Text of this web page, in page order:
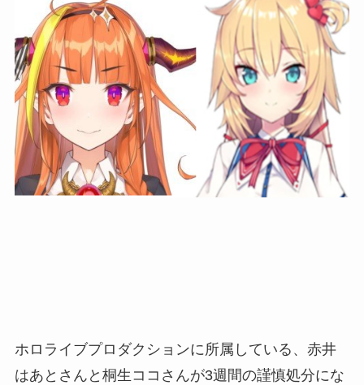
ホロライブプロダクションに所属している、赤井
はあとさんと桐生ココさんが3週間の謹慎処分にな